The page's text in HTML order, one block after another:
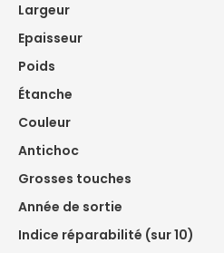
Largeur
Epaisseur
Poids
Étanche
Couleur
Antichoc
Grosses touches
Année de sortie
Indice réparabilité (sur 10)